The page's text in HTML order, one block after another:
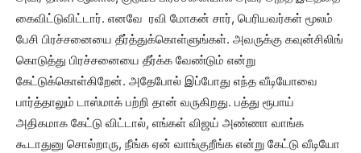
கைவிட்டுவிட்டார். எனவே ரவி மோகன் சார், பெரியவர்கள் மூலம்
பேசி பிரச்சனையை தீர்த்துக்கொள்ளுங்கள். அவருக்கு கவுன்சிலிங்
கொடுத்து பிரச்சனையை தீர்க்க வேண்டும் என்று
கேட்டுக்கொள்கிறேன். அதேபோல் இப்போது எந்த வீடியோவை
பார்த்தாலும் டாஸ்மாக் பற்றி தான் வருகிறது. பத்து ரூபாய்
அதிகமாக கேட்டு விட்டால், எங்கள் விஜய் அண்ணா வாங்க
கூடாதுனு சொல்றாரு, நீங்க ஏன் வாங்குறீங்க என்று கேட்டு வீடியோ